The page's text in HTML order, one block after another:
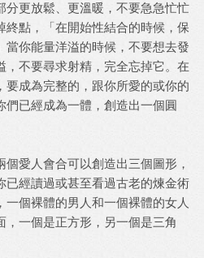
分更放鬆、更溫暖，不要急急忙忙
終點，「在開始性結合的時候，保
當你能量洋溢的時候，不要想去發
，不要尋求射精，完全忘掉它。在
要成為完整的，跟你所愛的或你的
們已經成為一體，創造出一個圓
愛人會合可以創造出三個圖形，
已經讀過或甚至看過古老的煉金術
一個裸體的男人和一個裸體的女人
，一個是正方形，另一個是三角